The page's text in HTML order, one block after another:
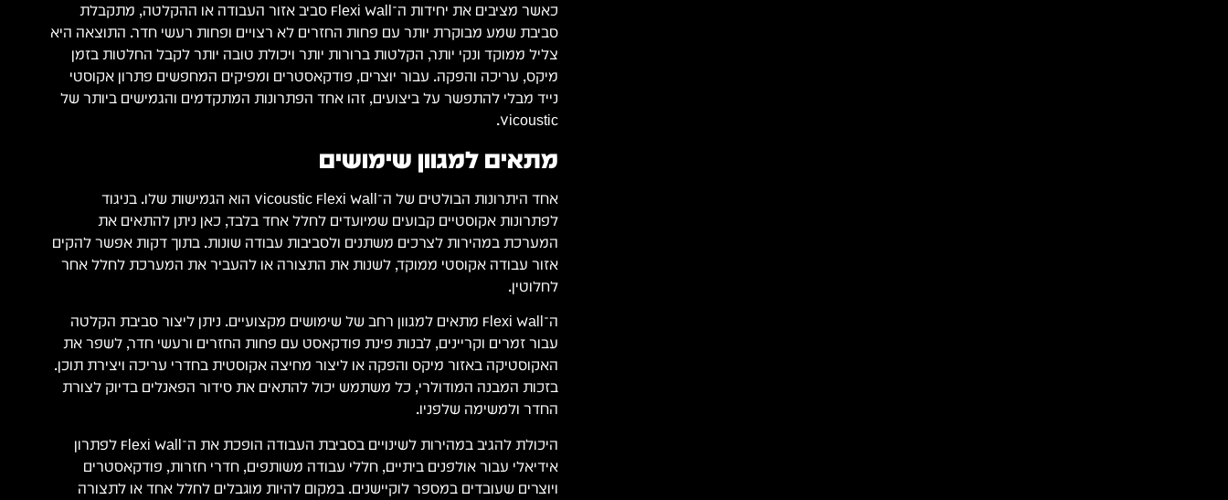
כאשר מציבים את יחידות ה־Flexi Wall סביב אזור העבודה או ההקלטה, מתקבלת
סביבת שמע מבוקרת יותר עם פחות החזרים לא רצויים ופחות רעשי חדר. התוצאה היא
צליל ממוקד ונקי יותר, הקלטות ברורות יותר ויכולת טובה יותר לקבל החלטות בזמן
מיקס, עריכה והפקה. עבור יוצרים, פודקאסטרים ומפיקים המחפשים פתרון אקוסטי
נייד מבלי להתפשר על ביצועים, זהו אחד הפתרונות המתקדמים והגמישים ביותר של
Vicoustic.
מתאים למגוון שימושים
אחד היתרונות הבולטים של ה־Vicoustic Flexi Wall הוא הגמישות שלו. בניגוד
לפתרונות אקוסטיים קבועים שמיועדים לחלל אחד בלבד, כאן ניתן להתאים את
המערכת במהירות לצרכים משתנים ולסביבות עבודה שונות. בתוך דקות אפשר להקים
אזור עבודה אקוסטי ממוקד, לשנות את התצורה או להעביר את המערכת לחלל אחר
לחלוטין.
ה־Flexi Wall מתאים למגוון רחב של שימושים מקצועיים. ניתן ליצור סביבת הקלטה
עבור זמרים וקריינים, לבנות פינת פודקאסט עם פחות החזרים ורעשי חדר, לשפר את
האקוסטיקה באזור מיקס והפקה או ליצור מחיצה אקוסטית בחדרי עריכה ויצירת תוכן.
בזכות המבנה המודולרי, כל משתמש יכול להתאים את סידור הפאנלים בדיוק לצורת
החדר ולמשימה שלפניו.
היכולת להגיב במהירות לשינויים בסביבת העבודה הופכת את ה־Flexi Wall לפתרון
אידיאלי עבור אולפנים ביתיים, חללי עבודה משותפים, חדרי חזרות, פודקאסטרים
ויוצרים שעובדים במספר לוקיישנים. במקום להיות מוגבלים לחלל אחד או לתצורה